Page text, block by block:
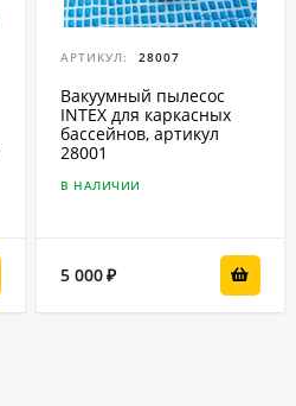
АРТИКУЛ: 28007
Вакуумный пылесос
INTEX для каркасных
бассейнов, артикул
28001
В НАЛИЧИИ
5 000₽